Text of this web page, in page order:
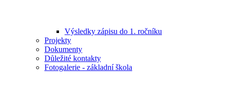
Výsledky zápisu do 1. ročníku
Projekty
Dokumenty
Důležité kontakty
Fotogalerie - základní škola